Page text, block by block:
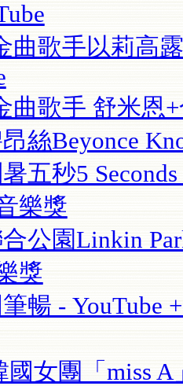
曲歌手以莉高
曲歌手 舒米恩
絲Beyonce
五秒5
樂獎
公園Linkin
獎
暢 - YouTube
女團「miss A